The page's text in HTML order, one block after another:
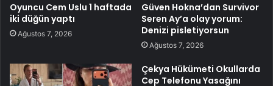
Oyuncu Cem Uslu 1 haftada
iki düğün yaptı
Ağustos 7, 2026
Güven Hokna’dan Survivor
Seren Ay’a olay yorum:
Denizi pisletiyorsun
Ağustos 7, 2026
Çekya Hükümeti Okullarda
Cep Telefonu Yasağını